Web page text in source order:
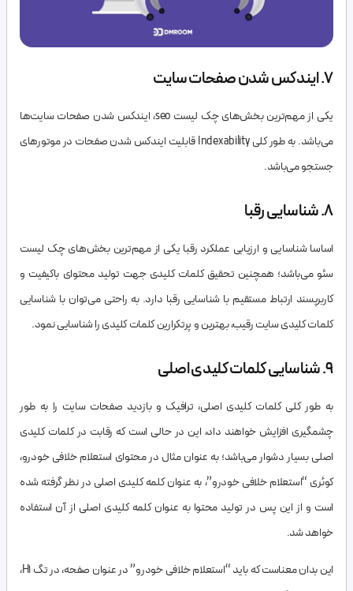
7. ایندکس شدن صفحات سایت
یکی از مهم‌ترین بخش‌های چک لیست seo، ایندکس شدن صفحات سایت‌ها
می‌باشد. به طور کلی Indexability قابلیت ایندکس شدن صفحات در موتورهای
جستجو می‌باشد.
8. شناسایی رقبا
اساسا شناسایی و ارزیابی عملکرد رقبا یکی از مهم‌ترین بخش‌های چک لیست
سئو می‌باشد؛ همچنین تحقیق کلمات کلیدی جهت تولید محتوای باکیفیت و
کاربرپسند ارتباط مستقیم با شناسایی رقبا دارد. به راحتی می‌توان با شناسایی
کلمات کلیدی سایت رقیب، بهترین و پرتکرارین کلمات کلیدی را شناسایی نمود.
9. شناسایی کلمات کلیدی اصلی
به طور کلی کلمات کلیدی اصلی، ترافیک و بازدید صفحات سایت را به طور
چشمگیری افزایش خواهند داد، این در حالی است که رقابت در کلمات کلیدی
اصلی بسیار دشوار می‌باشد؛ به عنوان مثال در محتوای استعلام خلافی خودرو،
کوئری “استعلام خلافی خودرو”، به عنوان کلمه کلیدی اصلی در نظر گرفته شده
است و از این پس در تولید محتوا به عنوان کلمه کلیدی اصلی از آن استفاده
خواهد شد.
این بدان معناست که باید “استعلام خلافی خودرو” در عنوان صفحه، در تگ H1،